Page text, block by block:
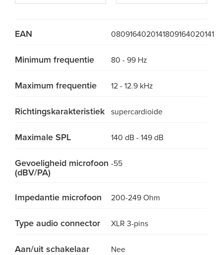
EAN 0809164020141809164020141
Minimum frequentie 80 - 99 Hz
Maximum frequentie 12 - 12.9 kHz
Richtingskarakteristiek supercardioide
Maximale SPL 140 dB - 149 dB
Gevoeligheid microfoon
(dBV/PA)
-55
Impedantie microfoon 200-249 Ohm
Type audio connector XLR 3-pins
Aan/uit schakelaar Nee